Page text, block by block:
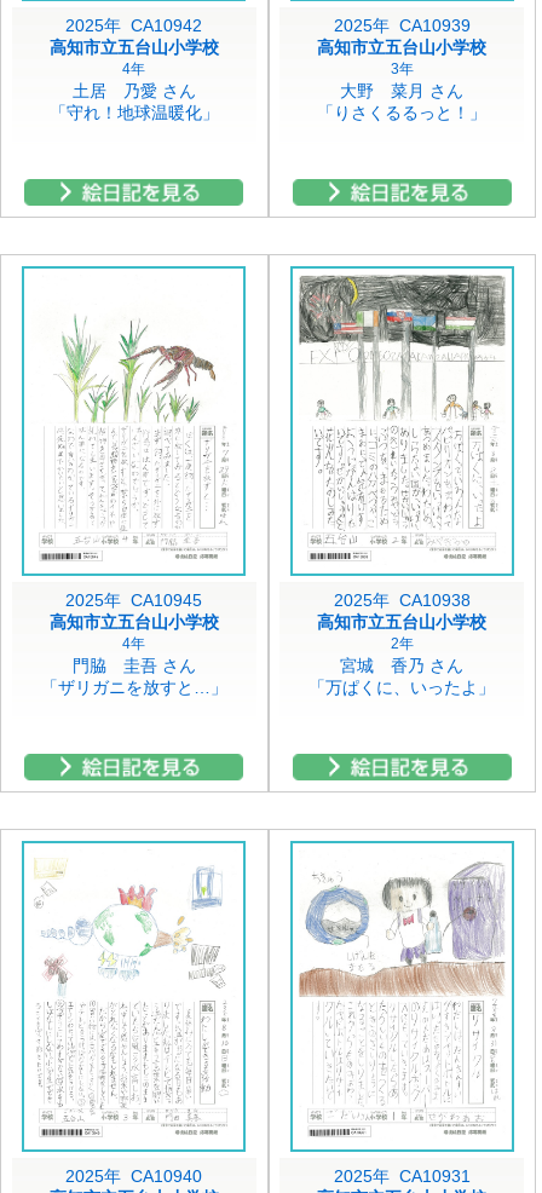
2025年 CA10942
高知市立五台山小学校
4年
土居 乃愛 さん
「守れ！地球温暖化」
2025年 CA10939
高知市立五台山小学校
3年
大野 菜月 さん
「りさくるるっと！」
2025年 CA10945
高知市立五台山小学校
4年
門脇 圭吾 さん
「ザリガニを放すと…」
2025年 CA10938
高知市立五台山小学校
2年
宮城 香乃 さん
「万ぱくに、いったよ」
2025年 CA10940
2025年 CA10931